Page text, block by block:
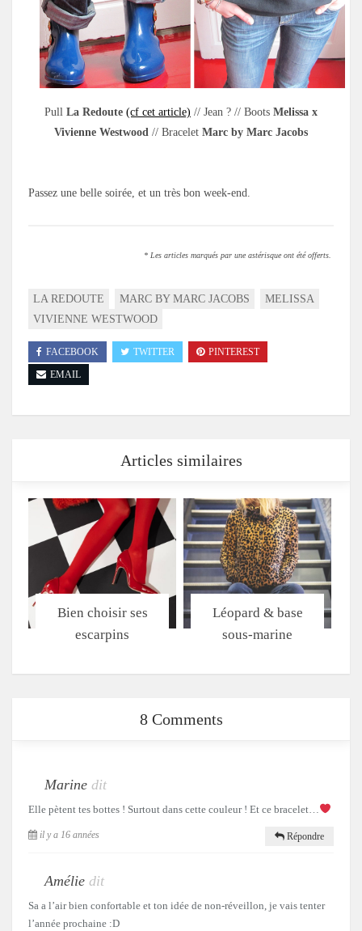
Pull La Redoute (cf cet article) // Jean ? // Boots Melissa x
Vivienne Westwood // Bracelet Marc by Marc Jacobs
Passez une belle soirée, et un très bon week-end.
* Les articles marqués par une astérisque ont été offerts.
LA REDOUTE MARC BY MARC JACOBS
MELISSA
VIVIENNE WESTWOOD
FACEBOOK TWITTER
PINTEREST
EMAIL
Articles similaires
Bien choisir ses
escarpins
Léopard & base
sous-marine
8 Comments
Marine dit
Elle pètent tes bottes ! Surtout dans cette couleur ! Et ce bracelet…
il y a 16 années Répondre
Amélie dit
Sa a l’air bien confortable et ton idée de non-réveillon, je vais tenter
l’année prochaine :D